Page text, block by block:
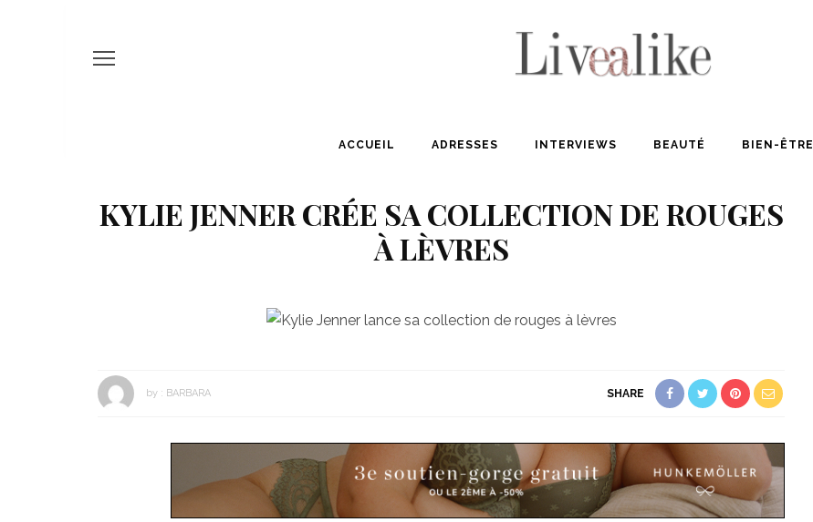
ACCUEIL ADRESSES INTERVIEWS BEAUTÉ BIEN-ÊTRE
KYLIE JENNER CRÉE SA COLLECTION DE ROUGES
À LÈVRES
by : BARBARA SHARE